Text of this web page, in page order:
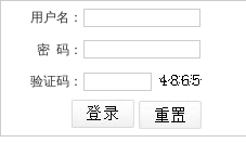
用户名：
密 码：
验证码：